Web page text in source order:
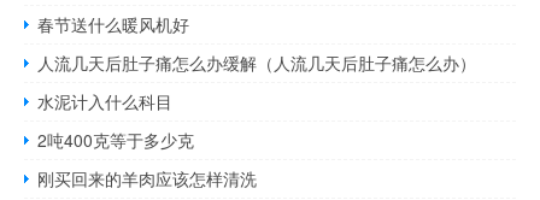
春节送什么暖风机好
人流几天后肚子痛怎么办缓解（人流几天后肚子痛怎么办）
水泥计入什么科目
2吨400克等于多少克
刚买回来的羊肉应该怎样清洗